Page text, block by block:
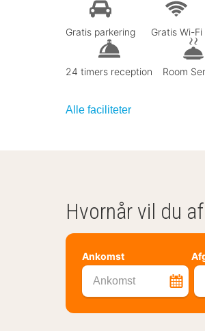
Gratis parkering Gratis Wi-Fi
24 timers reception Room
Alle faciliteter
Hvornår vil du
Ankomst
Ankomst